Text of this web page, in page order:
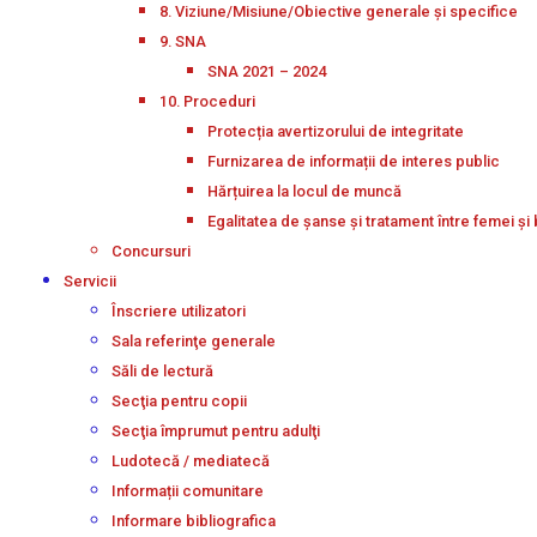
8. Viziune/Misiune/Obiective generale și specifice
9. SNA
SNA 2021 – 2024
10. Proceduri
Protecția avertizorului de integritate
Furnizarea de informații de interes public
Hărțuirea la locul de muncă
Egalitatea de șanse și tratament între femei și
Concursuri
Servicii
Înscriere utilizatori
Sala referinţe generale
Săli de lectură
Secţia pentru copii
Secţia împrumut pentru adulţi
Ludotecă / mediatecă
Informații comunitare
Informare bibliografica